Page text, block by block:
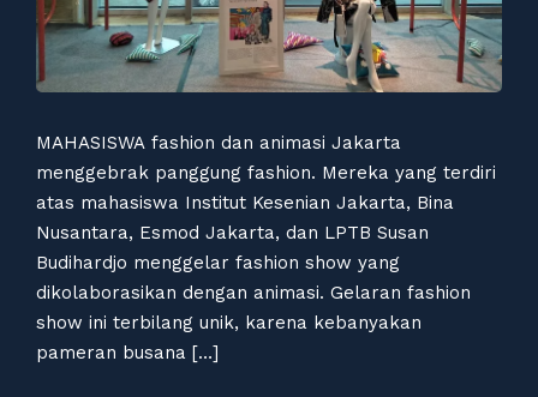
MAHASISWA fashion dan animasi Jakarta
menggebrak panggung fashion. Mereka yang terdiri
atas mahasiswa Institut Kesenian Jakarta, Bina
Nusantara, Esmod Jakarta, dan LPTB Susan
Budihardjo menggelar fashion show yang
dikolaborasikan dengan animasi. Gelaran fashion
show ini terbilang unik, karena kebanyakan
pameran busana […]